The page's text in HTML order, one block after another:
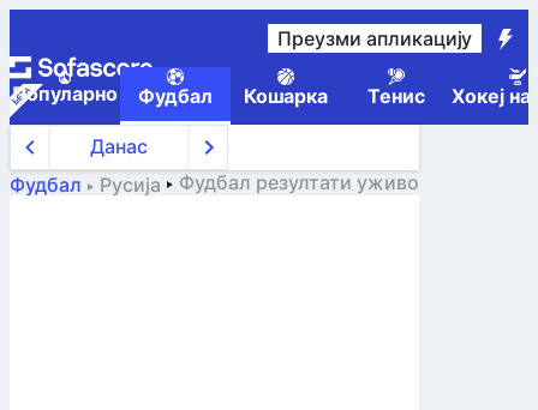
Преузми апликацију
Популарно Фудбал Кошарка Тенис Хокеј
Данас
Фудбал
Русија Фудбал резултати уживо